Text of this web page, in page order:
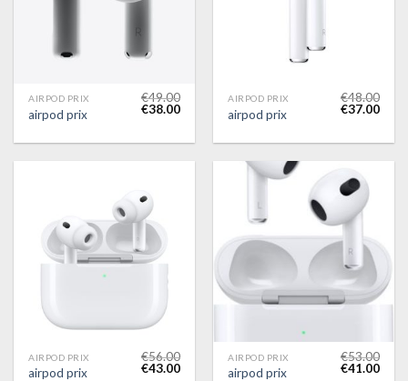
AIRPOD PRIX
airpod prix
€49.00
€38.00
AIRPOD PRIX
airpod prix
€48.00
€37.00
AIRPOD PRIX
airpod prix
€56.00
€43.00
AIRPOD PRIX
airpod prix
€53.00
€41.00